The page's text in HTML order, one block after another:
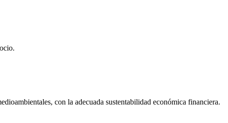
con la adecuada sustentabilidad económica financiera.